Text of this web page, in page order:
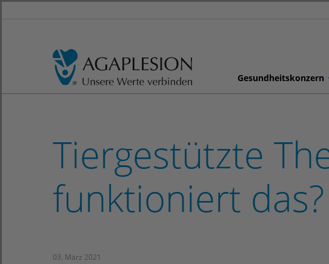
Gesundheitskonzern
Tiergestützte
funktioniert das?
03. März 2021